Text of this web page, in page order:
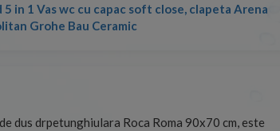
5 in 1 Vas wc cu capac soft close, clapeta Arena
Grohe Bau Ceramic
dus drpetunghiulara Roca Roma 90x70 cm, este